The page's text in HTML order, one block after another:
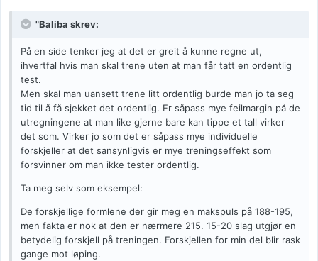
"Baliba skrev:
På en side tenker jeg at det er greit å kunne regne ut,
ihvertfal hvis man skal trene uten at man får tatt en ordentlig
test.
Men skal man uansett trene litt ordentlig burde man jo ta seg
tid til å få sjekket det ordentlig. Er såpass mye feilmargin på de
utregningene at man like gjerne bare kan tippe et tall virker
det som. Virker jo som det er såpass mye individuelle
forskjeller at det sansynligvis er mye treningseffekt som
forsvinner om man ikke tester ordentlig.
Ta meg selv som eksempel:
De forskjellige formlene der gir meg en makspuls på 188-195,
men fakta er nok at den er nærmere 215. 15-20 slag utgjør en
betydelig forskjell på treningen. Forskjellen for min del blir rask
gange mot løping.